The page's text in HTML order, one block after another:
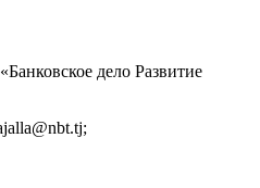
дело Развитие